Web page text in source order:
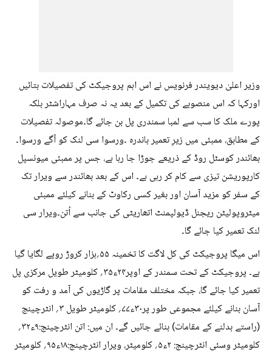
وزیر اعلیٰ دیویندر فرنویس نے اس اہم پروجیکٹ کی تفصیلات بتائیں
اورکہا کہ اس منصوبے کی تکمیل کے بعد یہ نہ صرف مہاراشٹر بلکہ
پورے ملک کا سب سے لمبا سمندری پل بن جائے گا۔موصولہ تفصیلات
کے مطابق، ممبئی میں زیرِ تعمیر باندرہ ۔ورسوا سی لنک کو آگے ورسوا۔
بھائندر کوسٹل روڈ کے ذریعے جوڑا جا رہا ہے، جس پر ممبئی میونسپل
کارپوریشن تیزی سے کام کر رہی ہے۔ اس کے بعد بھائندر سے ویرار تک
کے سفر کو مزید آسان اور بغیر کسی رکاوٹ کے بنانے کیلئے ممبئی
میٹروپولیٹن ریجنل ڈیولپمنٹ اتھاریٹی کی جانب سے اُتن۔ویرار سی
لنک تعمیر کیا جائے گا۔
اس میگا پروجیکٹ کی کل لاگت کا تخمینہ ۵۵؍ہزار کروڑ روپے لگایا گیا
ہے۔ پروجیکٹ کے تحت سمندر کے اوپر۲۴ء۳۵؍ کلومیٹر طویل مرکزی پل
تعمیر کیا جائے گا، جبکہ مختلف مقامات پر گاڑیوں کی آمد و رفت کو
آسان بنانے کیلئے مجموعی طور پر۳۰ء۷۷؍ کلومیٹر طویل ۳؍ انٹرچینج
(راستے بدلنے کے مقامات) بنائے جائیں گے۔ ان میں: اتن انٹرچینج:۹ء۳۲؍
کلومیٹر وسئی انٹرچینج: ۲ء۵؍ کلومیٹر، ویرار انٹرچینج:۱۸ء۹۵؍ کلومیٹر